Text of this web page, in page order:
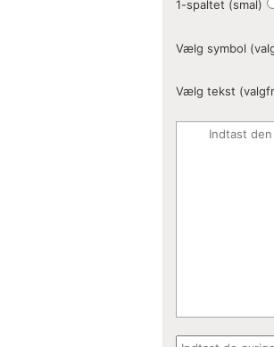
1-spaltet (smal)
Vælg symbol
Vælg tekst